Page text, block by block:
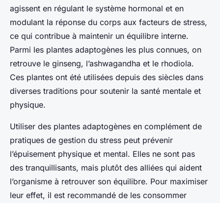
agissent en régulant le système hormonal et en
modulant la réponse du corps aux facteurs de stress,
ce qui contribue à maintenir un équilibre interne.
Parmi les plantes adaptogènes les plus connues, on
retrouve le ginseng, l’ashwagandha et le rhodiola.
Ces plantes ont été utilisées depuis des siècles dans
diverses traditions pour soutenir la santé mentale et
physique.
Utiliser des plantes adaptogènes en complément de
pratiques de gestion du stress peut prévenir
l’épuisement physique et mental. Elles ne sont pas
des tranquillisants, mais plutôt des alliées qui aident
l’organisme à retrouver son équilibre. Pour maximiser
leur effet, il est recommandé de les consommer